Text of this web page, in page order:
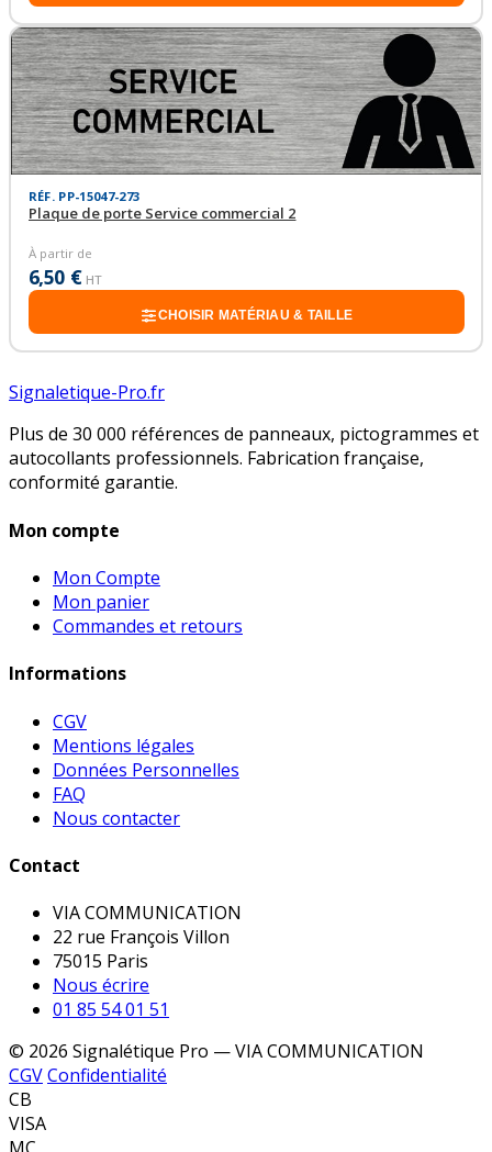
RÉF. PP-15047-273
Plaque de porte Service commercial 2
À partir de
6,50 € HT
CHOISIR MATÉRIAU & TAILLE
Signaletique-Pro.fr
Plus de 30 000 références de panneaux, pictogrammes et
autocollants professionnels. Fabrication française,
conformité garantie.
Mon compte
Mon Compte
Mon panier
Commandes et retours
Informations
CGV
Mentions légales
Données Personnelles
FAQ
Nous contacter
Contact
VIA COMMUNICATION
22 rue François Villon
75015 Paris
Nous écrire
01 85 54 01 51
© 2026 Signalétique Pro — VIA COMMUNICATION
CGVConfidentialité
CB
VISA